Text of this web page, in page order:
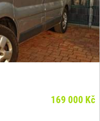
169 000 Kč